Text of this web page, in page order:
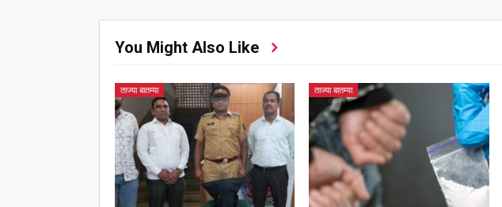
You Might Also Like
ताज्या बातम्या ताज्या बातम्या